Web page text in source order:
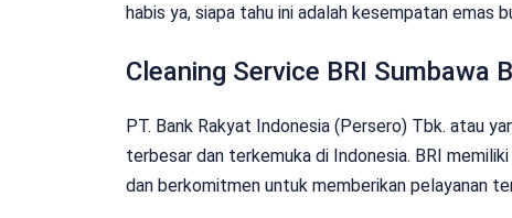
habis ya, siapa tahu ini adalah kesempatan emas
Cleaning Service BRI Sumbawa
PT. Bank Rakyat Indonesia (Persero) Tbk. atau
terbesar dan terkemuka di Indonesia. BRI
dan berkomitmen untuk memberikan pelayanan